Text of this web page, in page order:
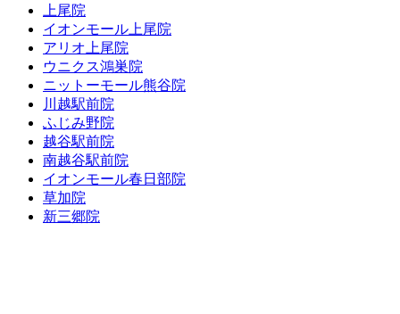
上尾院
イオンモール上尾院
アリオ上尾院
ウニクス鴻巣院
ニットーモール熊谷院
川越駅前院
ふじみ野院
越谷駅前院
南越谷駅前院
イオンモール春日部院
草加院
新三郷院